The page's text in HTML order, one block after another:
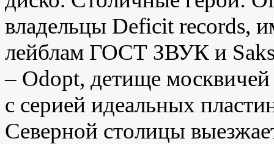
владельцы Deficit records,
лейблам ГОСТ ЗВУК и
– Odopt, детище
с серией идеальных
Северной столицы